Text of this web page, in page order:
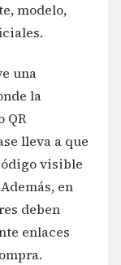
modelo,
una
la
QR
lleva a que
visible
en
deben
enlaces